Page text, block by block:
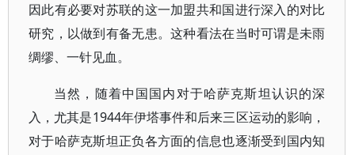
因此有必要对苏联的这一加盟共和国进行深入的对比
研究，以做到有备无患。这种看法在当时可谓是未雨
绸缪、一针见血。
当然，随着中国国内对于哈萨克斯坦认识的深
入，尤其是1944年伊塔事件和后来三区运动的影响，
对于哈萨克斯坦正负各方面的信息也逐渐受到国内知